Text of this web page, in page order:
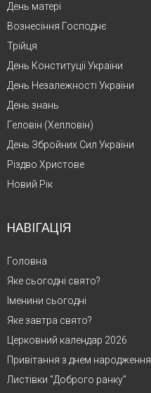
День матері
Вознесіння Господнє
Трійця
День Конституції України
День Незалежності України
День знань
Геловін (Хелловін)
День Збройних Сил України
Різдво Христове
Новий Рік
НАВІГАЦІЯ
Головна
Яке сьогодні свято?
Іменини сьогодні
Яке завтра свято?
Церковний календар 2026
Привітання з днем народження
Листівки “Доброго ранку”